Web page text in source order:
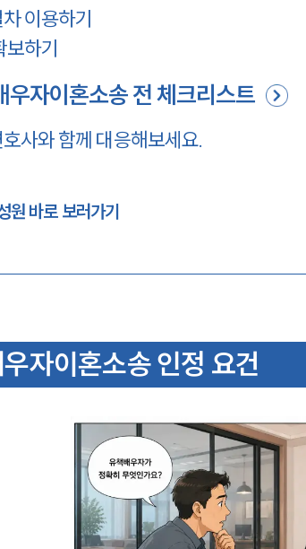
이용하기
보하기
우자이혼소송 전 체크리스트
사와 함께 대응해보세요.
원 바로 보러가기
자이혼소송 인정 요건